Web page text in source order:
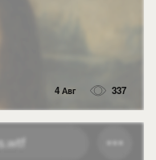
4 Авг 337